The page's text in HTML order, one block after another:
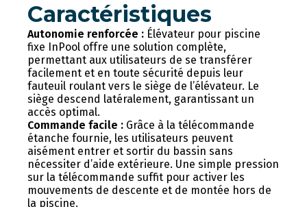
Caractéristiques
Autonomie renforcée : Élévateur pour piscine
fixe InPool offre une solution complète,
permettant aux utilisateurs de se transférer
facilement et en toute sécurité depuis leur
fauteuil roulant vers le siège de l’élévateur. Le
siège descend latéralement, garantissant un
accès optimal.
Commande facile : Grâce à la télécommande
étanche fournie, les utilisateurs peuvent
aisément entrer et sortir du bassin sans
nécessiter d’aide extérieure. Une simple pression
sur la télécommande suffit pour activer les
mouvements de descente et de montée hors de
la piscine.